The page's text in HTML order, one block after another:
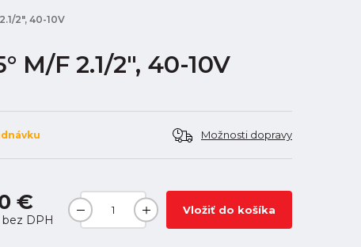
2", 40-10V
M/F 2.1/2", 40-10V
Možnosti dopravy
€
bez DPH
Vložiť do košíka